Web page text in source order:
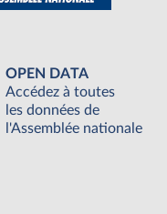
OPEN DATA
Accédez à toutes
les données de
l'Assemblée nationale